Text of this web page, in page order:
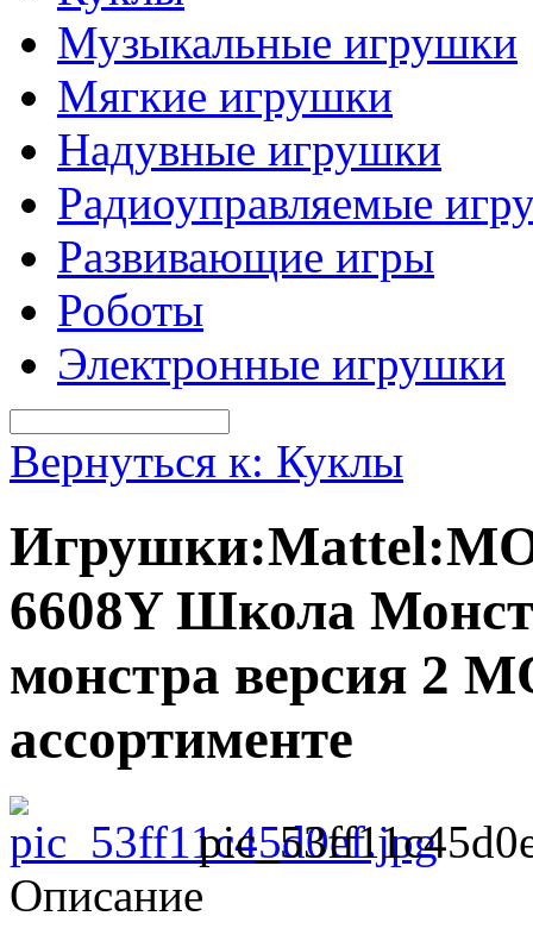
Музыкальные игрушки
Мягкие игрушки
Надувные игрушки
Радиоуправляемые
Развивающие игры
Роботы
Электронные игрушки
Вернуться к: Куклы
6608Y Школа
монстра версия 2
ассортименте
Описание